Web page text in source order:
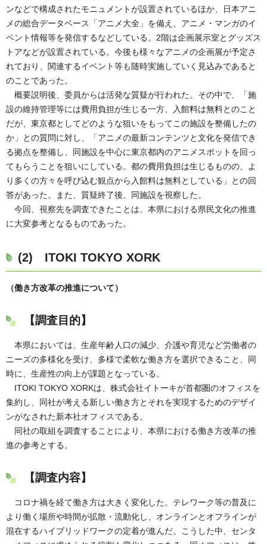
ンなどで構成されたモニュメントが設置されているほか、日本アニ
メの総合データベース「アニメ大全」を備え、アニメ・マンガのイ
ベント情報等を発信するなどしている。2階は企画展示室とグッズス
トアなどが設置されている。今後も様々なアニメの企画展が予定さ
れており、関連するイベント等も随時実施していく見込みであると
のことであった。
概要説明後、委員からは活発な質疑が行われた。その中で、「施
設の維持管理等には費用負担が生じる一方、入館料は無料とのこと
だが、東京都としてどのような狙いをもってこの施設を整備したの
か」との質問に対し、「アニメの最新コンテンツと文化を発信でき
る拠点を整備し、同施設を中心に東京都内のアニメスポットを回っ
てもらうことを狙いにしている。都の費用負担は生じるものの、よ
り多くの方々を呼び込む観点から入館料は無料としている」との回
答があった。また、質疑終了後、同施設を視察した。
今回、視察先を調査できたことは、本県における県民文化の推進
に大変参考となるものであった。
(2) ITOKI TOKYO XORK
（働き方改革の推進について）
【調査目的】
本県においては、生産年齢人口の減少、介護や育児など労働者の
ニーズの多様化を受け、多様で柔軟な働き方を選択できること、同
時に、生産性の向上が課題となっている。
ITOKI TOKYO XORKは、株式会社イトーキが首都圏のオフィスを
集約し、同社が考える新しい働き方とそれを実現するためのデザイ
ンがなされた新本社オフィスである。
同社の取組を調査することにより、本県における働き方改革の推
進の参考とする。
【調査内容】
コロナ禍を経て働き方は大きく変化した。テレワーク等の普及に
より働く場所や時間が拡散・流動化し、オンラインとオフラインが
混在するハイブリッドワークの定着が進んだ。こうした中、センタ